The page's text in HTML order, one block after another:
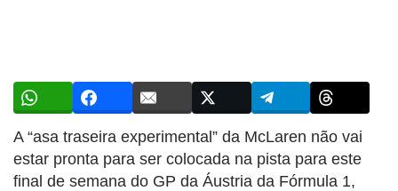
A “asa traseira experimental” da McLaren não vai
estar pronta para ser colocada na pista para este
final de semana do GP da Áustria da Fórmula 1,